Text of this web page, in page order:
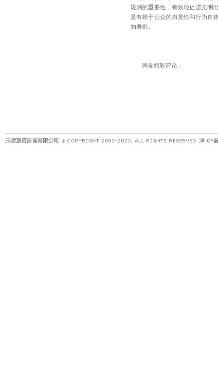
规则的重要性，有效地促进文明
是有赖于公众的自觉性和行为自
的身影。
网友精彩评论：